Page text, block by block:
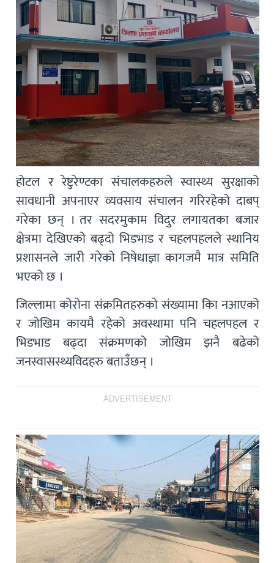
होटल र रेष्टुरेण्टका संचालकहरुले स्वास्थ्य सुरक्षाको
सावधानी अपनाएर व्यवसाय संचालन गरिरहेको दाबप्
गरेका छन् । तर सदरमुकाम विदुर लगायतका बजार
क्षेत्रमा देखिएको बढ्दो भिडभाड र चहलपहलले स्थानिय
प्रशासनले जारी गरेको निषेधाज्ञा कागजमै मात्र समिति
भएको छ ।
जिल्लामा कोरोना संक्रमितहरुको संख्यामा काि नआएको
र जोखिम कायमै रहेको अवस्थामा पनि चहलपहल र
भिडभाड बढ्दा संक्रमणको जोखिम झनै बढेको
जनस्वासस्थ्यविदहरु बताउँछन् ।
ADVERTISEMENT